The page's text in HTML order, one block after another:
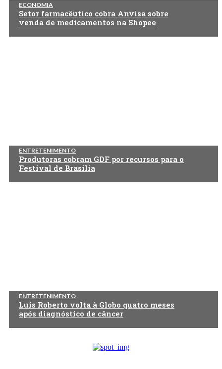
ECONOMIA
Setor farmacêutico cobra Anvisa sobre
venda de medicamentos na Shopee
ENTRETENIMENTO
Produtoras cobram GDF por recursos para o
Festival de Brasília
ENTRETENIMENTO
Luis Roberto volta à Globo quatro meses
após diagnóstico de câncer